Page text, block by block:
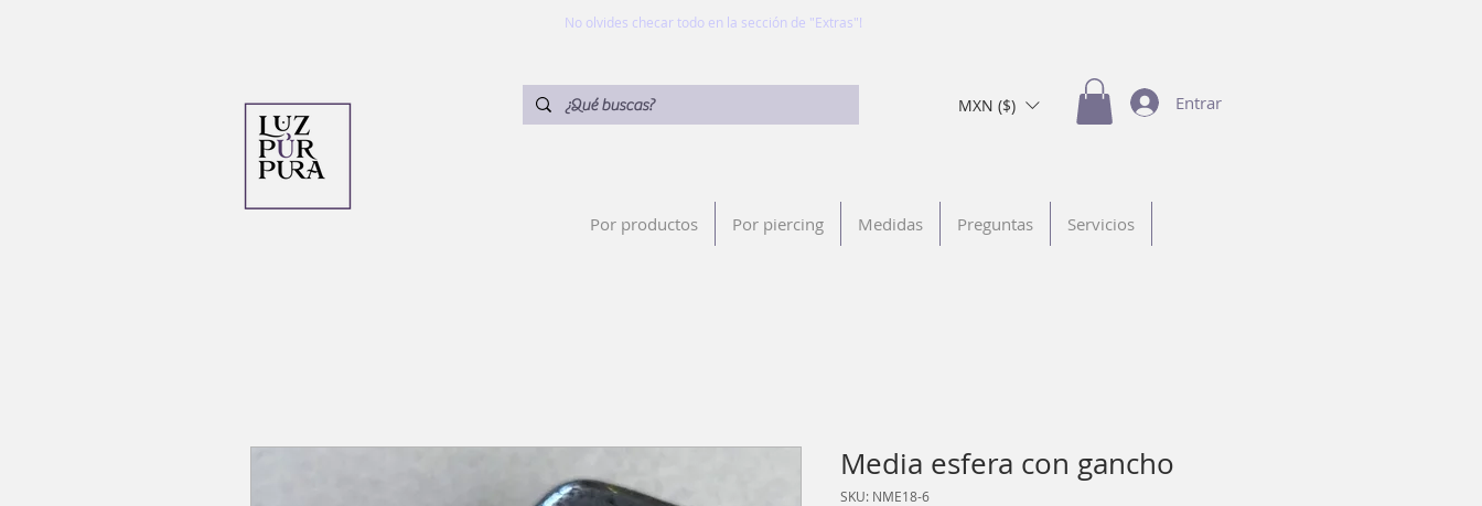
No olvides checar todo en la sección de "Extras"!
MXN ($) Entrar
Por productos Por piercing Medidas Preguntas Servicios
Media esfera con gancho
SKU: NME18-6